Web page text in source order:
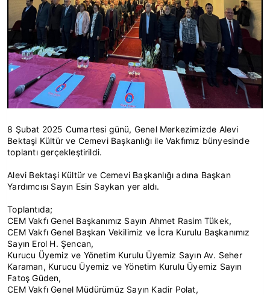
8 Şubat 2025 Cumartesi günü, Genel Merkezimizde Alevi
Bektaşi Kültür ve Cemevi Başkanlığı ile Vakfımız bünyesinde
toplantı gerçekleştirildi.
Alevi Bektaşi Kültür ve Cemevi Başkanlığı adına Başkan
Yardımcısı Sayın Esin Saykan yer aldı.
Toplantıda;
CEM Vakfı Genel Başkanımız Sayın Ahmet Rasim Tükek,
CEM Vakfı Genel Başkan Vekilimiz ve İcra Kurulu Başkanımız
Sayın Erol H. Şencan,
Kurucu Üyemiz ve Yönetim Kurulu Üyemiz Sayın Av. Seher
Karaman, Kurucu Üyemiz ve Yönetim Kurulu Üyemiz Sayın
Fatoş Güden,
CEM Vakfı Genel Müdürümüz Sayın Kadir Polat,